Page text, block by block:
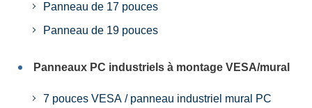
Panneau de 17 pouces
Panneau de 19 pouces
Panneaux PC industriels à montage VESA/mural
7 pouces VESA / panneau industriel mural PC